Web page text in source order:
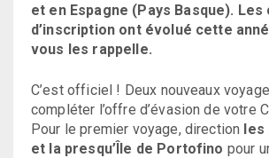
et en Espagne (Pays Basque).
d’inscription ont évolué cette
vous les rappelle.
C’est officiel ! Deux nouveaux
compléter l’offre d’évasion de votre
Pour le premier voyage, direction les
et la presqu’Île de Portofino pour